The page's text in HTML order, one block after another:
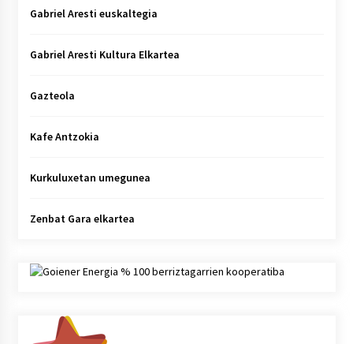
Gabriel Aresti euskaltegia
Gabriel Aresti Kultura Elkartea
Gazteola
Kafe Antzokia
Kurkuluxetan umegunea
Zenbat Gara elkartea